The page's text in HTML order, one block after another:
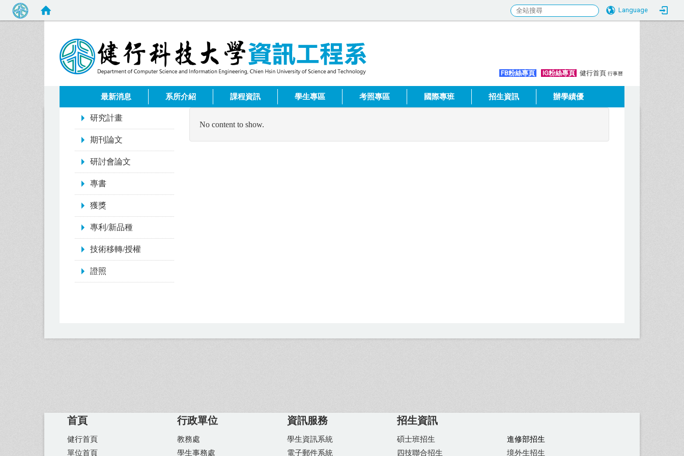
Language
FB粉絲專頁 IG粉絲專頁 健行首頁 行事曆
最新消息 系所介紹 課程資訊 學生專區 考照專區 國際專班 招生資訊 辦學績優
研究計畫
期刊論文
研討會論文
專書
獲獎
專利/新品種
技術移轉/授權
證照
No content to show.
首頁
健行首頁
單位首頁
行政單位
教務處
學生事務處
資訊服務
學生資訊系統
電子郵件系統
招生資訊
碩士班招生
四技聯合招生
進修部招生
境外生招生